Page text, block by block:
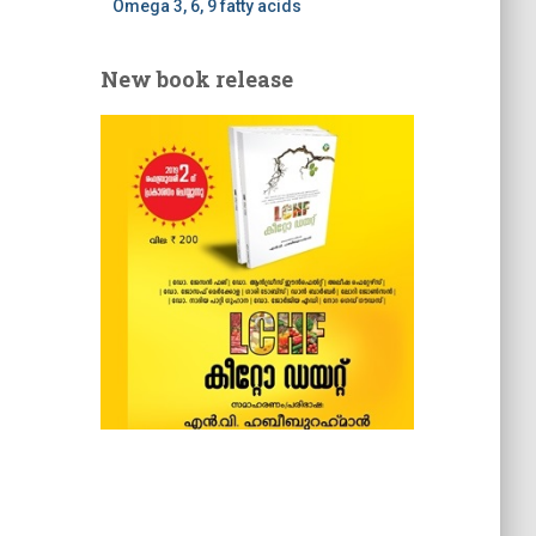
Omega 3, 6, 9 fatty acids
New book release